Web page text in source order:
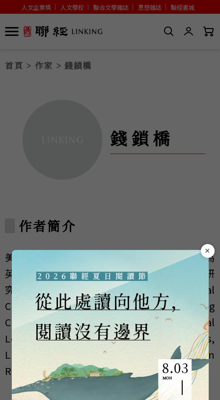
人文企業獎 人文學校 聯合文學雜誌 思想雜誌 聯經書城
首頁 > 作家 > 錢鎖橋
錢鎖橋
作者簡介
美國加州大學柏克萊分校比較文學博士，現為
英國紐卡索大學教授。專治中西文學文化研
究，著有中、英文作品多部，包括Liberal
Cosmopolitan: Lin Yutang and Middling
Chinese Modernity、The Cross-cultural
Legacy of Lin Yutang: Critical Perspectives,
Lin Yutang and China's Search for Modern
Rebirth等。
×